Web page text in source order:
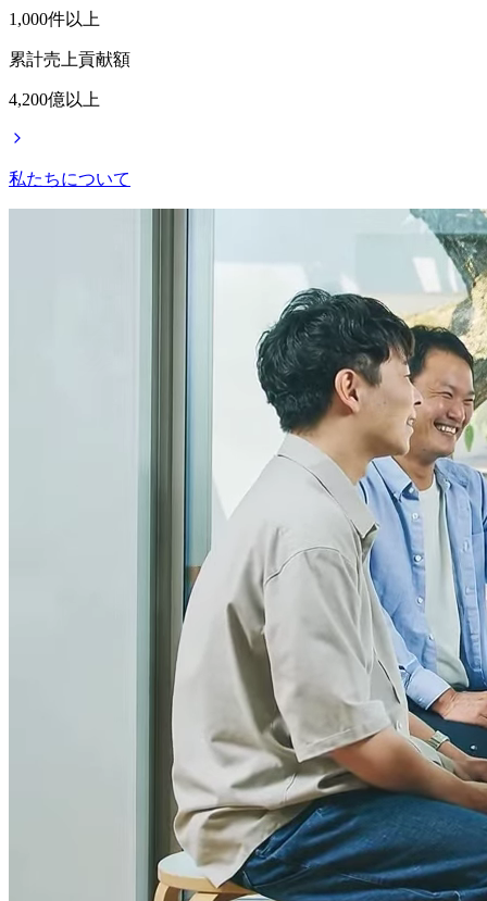
1,000件以上
累計売上貢献額
4,200億以上
私たちについて